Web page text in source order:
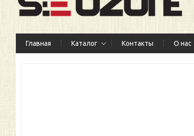
Главная Каталог Контакты О нас